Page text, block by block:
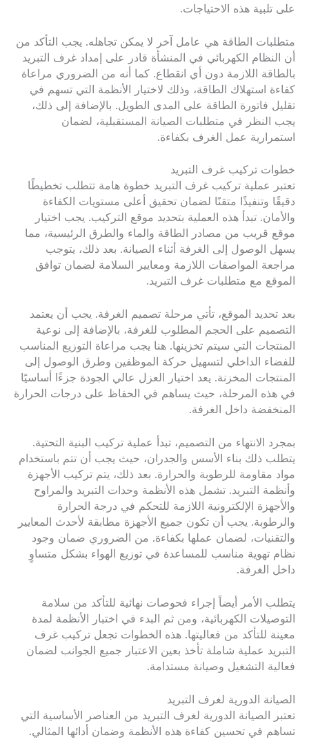
على تلبية هذه الاحتياجات.
متطلبات الطاقة هي عامل آخر لا يمكن تجاهله. يجب التأكد من
أن النظام الكهربائي في المنشأة قادر على إمداد غرف التبريد
بالطاقة اللازمة دون أي انقطاع. كما أنه من الضروري مراعاة
كفاءة استهلاك الطاقة، وذلك لاختيار الأنظمة التي تسهم في
تقليل فاتورة الطاقة على المدى الطويل. بالإضافة إلى ذلك،
يجب النظر في متطلبات الصيانة المستقبلية، لضمان
استمرارية عمل الغرف بكفاءة.
خطوات تركيب غرف التبريد
تعتبر عملية تركيب غرف التبريد خطوة هامة تتطلب تخطيطًا
دقيقًا وتنفيذًا متقنًا لضمان تحقيق أعلى مستويات الكفاءة
والأمان. تبدأ هذه العملية بتحديد موقع التركيب. يجب اختيار
موقع قريب من مصادر الطاقة والماء والطرق الرئيسية، مما
يسهل الوصول إلى الغرفة أثناء الصيانة. بعد ذلك، يتوجب
مراجعة المواصفات اللازمة ومعايير السلامة لضمان توافق
الموقع مع متطلبات غرف التبريد.
بعد تحديد الموقع، تأتي مرحلة تصميم الغرفة. يجب أن يعتمد
التصميم على الحجم المطلوب للغرفة، بالإضافة إلى نوعية
المنتجات التي سيتم تخزينها. هنا يجب مراعاة التوزيع المناسب
للفضاء الداخلي لتسهيل حركة الموظفين وطرق الوصول إلى
المنتجات المخزنة. يعد اختيار العزل عالي الجودة جزءًا أساسيًا
في هذه المرحلة، حيث يساهم في الحفاظ على درجات الحرارة
المنخفضة داخل الغرفة.
بمجرد الانتهاء من التصميم، تبدأ عملية تركيب البنية التحتية.
يتطلب ذلك بناء الأسس والجدران، حيث يجب أن تتم باستخدام
مواد مقاومة للرطوبة والحرارة. بعد ذلك، يتم تركيب الأجهزة
وأنظمة التبريد. تشمل هذه الأنظمة وحدات التبريد والمراوح
والأجهزة الإلكترونية اللازمة للتحكم في درجة الحرارة
والرطوبة. يجب أن تكون جميع الأجهزة مطابقة لأحدث المعايير
والتقنيات، لضمان عملها بكفاءة. من الضروري ضمان وجود
نظام تهوية مناسب للمساعدة في توزيع الهواء بشكل متساوٍ
داخل الغرفة.
يتطلب الأمر أيضاً إجراء فحوصات نهائية للتأكد من سلامة
التوصيلات الكهربائية، ومن ثم البدء في اختبار الأنظمة لمدة
معينة للتأكد من فعاليتها. هذه الخطوات تجعل تركيب غرف
التبريد عملية شاملة تأخذ بعين الاعتبار جميع الجوانب لضمان
فعالية التشغيل وصيانة مستدامة.
الصيانة الدورية لغرف التبريد
تعتبر الصيانة الدورية لغرف التبريد من العناصر الأساسية التي
تساهم في تحسين كفاءة هذه الأنظمة وضمان أدائها المثالي.